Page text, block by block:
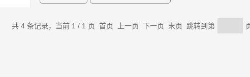
共 4 条记录，当前 1 / 1 页 首页 上一页 下一页 末页 跳转到第